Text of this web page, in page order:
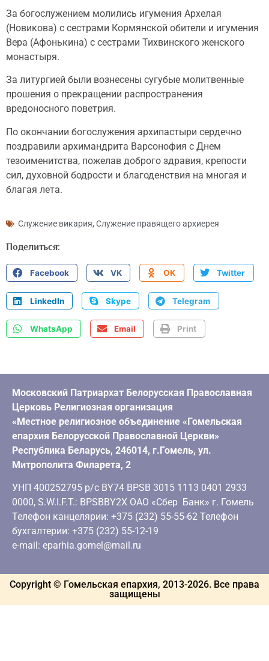
За богослужением молились игумения Архелая
(Новикова) с сестрами Кормянской обители и игумения
Вера (Афонькина) с сестрами Тихвинского женского
монастыря.
За литургией были вознесены сугубые молитвенные
прошения о прекращении распространения
вредоносного поветрия.
По окончании богослужения архипастыри сердечно
поздравили архимандрита Варсонофия с Днем
тезоименитства, пожелав доброго здравия, крепости
сил, духовной бодрости и благоденствия на многая и
благая лета.
Служение викария, Служение правящего архиерея
Поделиться:
Facebook VK OK Twitter
LinkedIn Skype Telegram
WhatsApp Email Print
Московский Патриархат Белорусская Православная
Церковь Религиозная организация
«Местное религиозное объединение «Гомельская
епархия Белорусской Православной Церкви»
Республика Беларусь, 246014, г.Гомель, ул.
Митрополита Филарета, 2
УНП 400252795 р/с BY74 BPSB 3015 1113 0401 2933
0000, S.W.I.F.T.: BPSBBY2X ОАО «Сбер Банк» г. Гомель
Телефон канцелярии: +375 (232) 55-55-62 Телефон
бухгалтерии: +375 (232) 55-12-19
e-mail: eparhia.gomel@mail.ru
Copyright © Гомельская епархия, 2013-2026. Все права
защищены